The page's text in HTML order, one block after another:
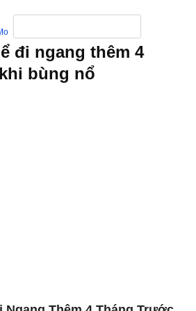
đi ngang thêm 4
bùng nổ